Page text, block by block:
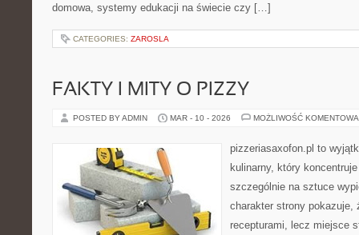
domowa, systemy edukacji na świecie czy […]
CATEGORIES: ZAROSLA
FAKTY I MITY O PIZZY
POSTED BY ADMIN MAR - 10 - 2026 MOŻLIWOŚĆ
pizzeriasaxofon.pl to
kulinarny, który
szczególnie na sztuce
charakter strony
recepturami, lecz miejsce